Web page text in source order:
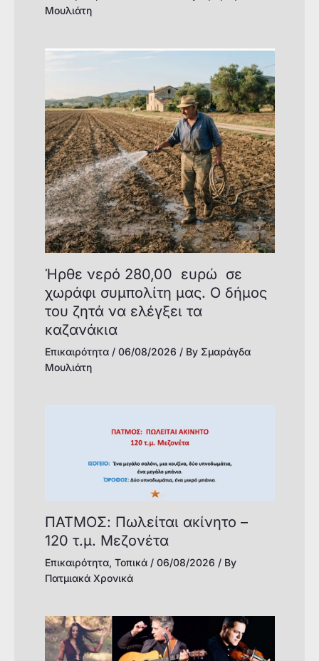
Μουλιάτη
Ήρθε νερό 280,00 ευρώ σε
χωράφι συμπολίτη μας. Ο δήμος
του ζητά να ελέγξει τα
καζανάκια
Επικαιρότητα/ 06/08/2026 / By Σμαράγδα
Μουλιάτη
ΠΑΤΜΟΣ: Πωλείται ακίνητο –
120 τ.μ. Μεζονέτα
Επικαιρότητα, Τοπικά/ 06/08/2026 / By
Πατμιακά Χρονικά